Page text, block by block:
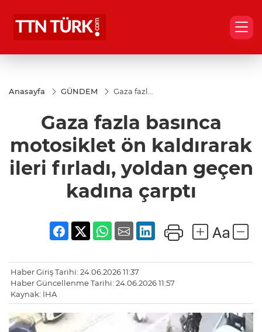
Anasayfa GÜNDEM
Gaza fazla
ön
kaldırarak
ileri fırladı,
yoldan
kadına
çarptı
Gaza fazla basınca
motosiklet ön kaldırarak
ileri fırladı, yoldan geçen
kadına çarptı
Haber Giriş Tarihi: 24.06.2026 11:37
Haber Güncellenme Tarihi: 24.06.2026 11:57
Kaynak: İHA